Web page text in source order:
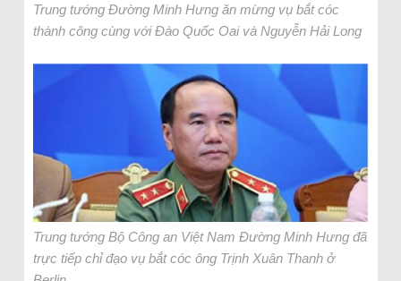
Trung tướng Đường Minh Hưng ăn mừng vụ bắt cóc
thành công cùng với Đào Quốc Oai và Nguyễn Hải Long
Trung tướng Bộ Công an Việt Nam Đường Minh Hưng đã
trực tiếp chỉ đạo vụ bắt cóc ông Trịnh Xuân Thanh ở